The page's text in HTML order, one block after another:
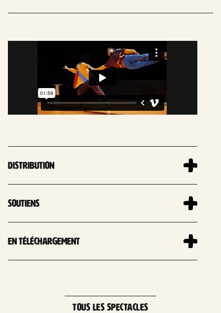
Distribution
Soutiens
En téléchargement
TOUS LES SPECTACLES